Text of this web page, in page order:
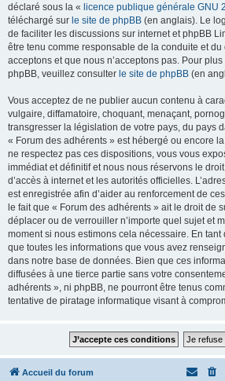
déclaré sous la « licence publique générale GNU
téléchargé sur le site de phpBB (en anglais). Le
de faciliter les discussions sur internet et phpBB
être tenu comme responsable de la conduite et
acceptons et que nous n’acceptons pas. Pour
phpBB, veuillez consulter le site de phpBB (en
Vous acceptez de ne publier aucun contenu à
vulgaire, diffamatoire, choquant, menaçant,
transgresser la législation de votre pays, du pays
« Forum des adhérents » est hébergé ou encore
ne respectez pas ces dispositions, vous vous
immédiat et définitif et nous nous réservons le
d’accès à internet et les autorités officielles.
est enregistrée afin d’aider au renforcement de
le fait que « Forum des adhérents » ait le droit de
déplacer ou de verrouiller n’importe quel sujet et
moment si nous estimons cela nécessaire. En tant
que toutes les informations que vous avez
dans notre base de données. Bien que ces
diffusées à une tierce partie sans votre
adhérents », ni phpBB, ne pourront être tenus
tentative de piratage informatique visant à
Accueil du forum